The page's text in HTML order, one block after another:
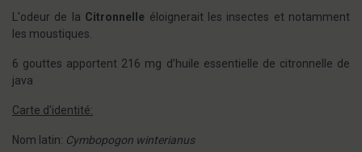
L'odeur de la Citronnelle éloignerait les insectes et notamment
les moustiques.
6 gouttes apportent 216 mg d’huile essentielle de citronnelle de
java
Carte d'identité:
Nom latin: Cymbopogon winterianus